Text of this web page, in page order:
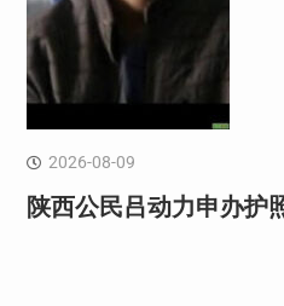
2026-08-09
陕西公民吕动力申办护